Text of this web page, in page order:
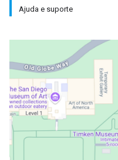
Ajuda e suporte